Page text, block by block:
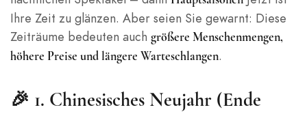
Ihre Zeit zu glänzen. Aber seien Sie gewarnt: Diese
Zeiträume bedeuten auch größere Menschenmengen,
höhere Preise und längere Warteschlangen.
🎉 1. Chinesisches Neujahr (Ende